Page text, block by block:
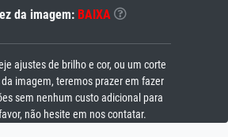
da imagem: BAIXA
ajustes de brilho e cor, ou um corte
imagem, teremos prazer em fazer
sem nenhum custo adicional para
não hesite em nos contatar.